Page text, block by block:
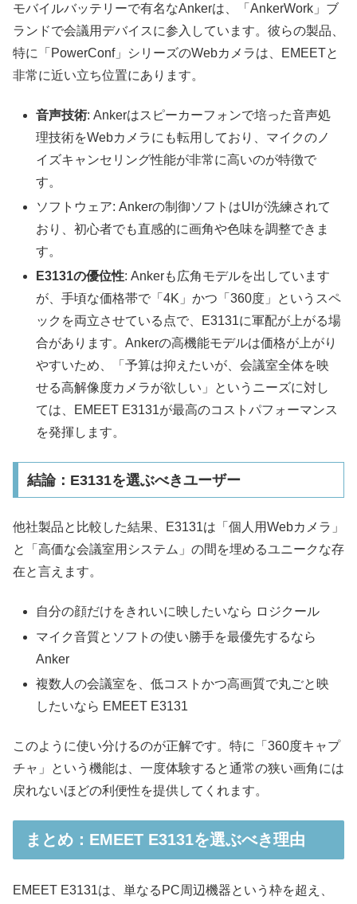
モバイルバッテリーで有名なAnkerは、「AnkerWork」ブ
ランドで会議用デバイスに参入しています。彼らの製品、
特に「PowerConf」シリーズのWebカメラは、EMEETと
非常に近い立ち位置にあります。
音声技術: Ankerはスピーカーフォンで培った音声処
理技術をWebカメラにも転用しており、マイクのノ
イズキャンセリング性能が非常に高いのが特徴で
す。
ソフトウェア: Ankerの制御ソフトはUIが洗練されて
おり、初心者でも直感的に画角や色味を調整できま
す。
E3131の優位性: Ankerも広角モデルを出しています
が、手頃な価格帯で「4K」かつ「360度」というスペ
ックを両立させている点で、E3131に軍配が上がる場
合があります。Ankerの高機能モデルは価格が上がり
やすいため、「予算は抑えたいが、会議室全体を映
せる高解像度カメラが欲しい」というニーズに対し
ては、EMEET E3131が最高のコストパフォーマンス
を発揮します。
結論：E3131を選ぶべきユーザー
他社製品と比較した結果、E3131は「個人用Webカメラ」
と「高価な会議室用システム」の間を埋めるユニークな存
在と言えます。
自分の顔だけをきれいに映したいなら ロジクール
マイク音質とソフトの使い勝手を最優先するなら
Anker
複数人の会議室を、低コストかつ高画質で丸ごと映
したいなら EMEET E3131
このように使い分けるのが正解です。特に「360度キャプ
チャ」という機能は、一度体験すると通常の狭い画角には
戻れないほどの利便性を提供してくれます。
まとめ：EMEET E3131を選ぶべき理由
EMEET E3131は、単なるPC周辺機器という枠を超え、